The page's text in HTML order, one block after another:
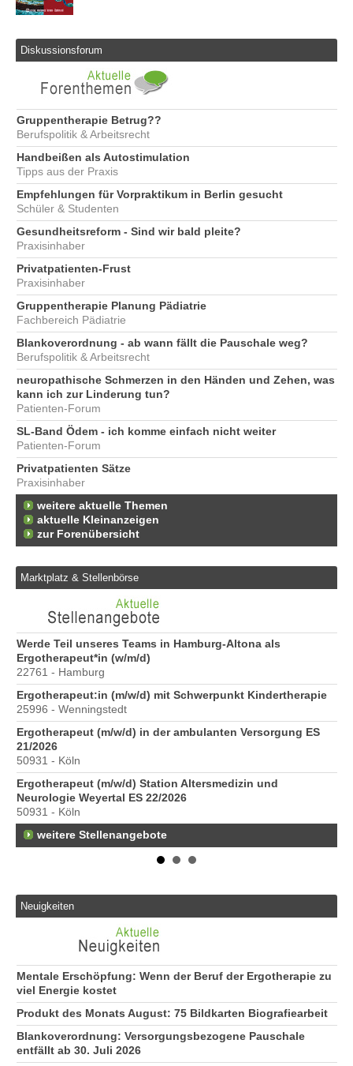
Diskussionsforum
Gruppentherapie Betrug??
Berufspolitik & Arbeitsrecht
Handbeißen als Autostimulation
Tipps aus der Praxis
Empfehlungen für Vorpraktikum in Berlin gesucht
Schüler & Studenten
Gesundheitsreform - Sind wir bald pleite?
Praxisinhaber
Privatpatienten-Frust
Praxisinhaber
Gruppentherapie Planung Pädiatrie
Fachbereich Pädiatrie
Blankoverordnung - ab wann fällt die Pauschale weg?
Berufspolitik & Arbeitsrecht
neuropathische Schmerzen in den Händen und Zehen, was
kann ich zur Linderung tun?
Patienten-Forum
SL-Band Ödem - ich komme einfach nicht weiter
Patienten-Forum
Privatpatienten Sätze
Praxisinhaber
weitere aktuelle Themen
aktuelle Kleinanzeigen
zur Forenübersicht
Marktplatz & Stellenbörse
Werde Teil unseres Teams in Hamburg-Altona als
Ergotherapeut*in (w/m/d)
22761 - Hamburg
Ergotherapeut:in (m/w/d) mit Schwerpunkt Kindertherapie
25996 - Wenningstedt
Ergotherapeut (m/w/d) in der ambulanten Versorgung ES
21/2026
50931 - Köln
Ergotherapeut (m/w/d) Station Altersmedizin und
Neurologie Weyertal ES 22/2026
50931 - Köln
weitere Stellenangebote
Neuigkeiten
Mentale Erschöpfung: Wenn der Beruf der Ergotherapie zu
viel Energie kostet
Produkt des Monats August: 75 Bildkarten Biografiearbeit
Blankoverordnung: Versorgungsbezogene Pauschale
entfällt ab 30. Juli 2026